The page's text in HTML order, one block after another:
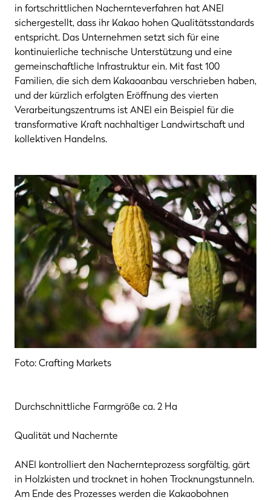
in fortschrittlichen Nachernteverfahren hat ANEI
sichergestellt, dass ihr Kakao hohen Qualitätsstandards
entspricht. Das Unternehmen setzt sich für eine
kontinuierliche technische Unterstützung und eine
gemeinschaftliche Infrastruktur ein. Mit fast 100
Familien, die sich dem Kakaoanbau verschrieben haben,
und der kürzlich erfolgten Eröffnung des vierten
Verarbeitungszentrums ist ANEI ein Beispiel für die
transformative Kraft nachhaltiger Landwirtschaft und
kollektiven Handelns.
Foto: Crafting Markets
Durchschnittliche Farmgröße ca. 2 Ha
Qualität und Nachernte
ANEI kontrolliert den Nachernteprozess sorgfältig, gärt
in Holzkisten und trocknet in hohen Trocknungstunneln.
Am Ende des Prozesses werden die Kakaobohnen